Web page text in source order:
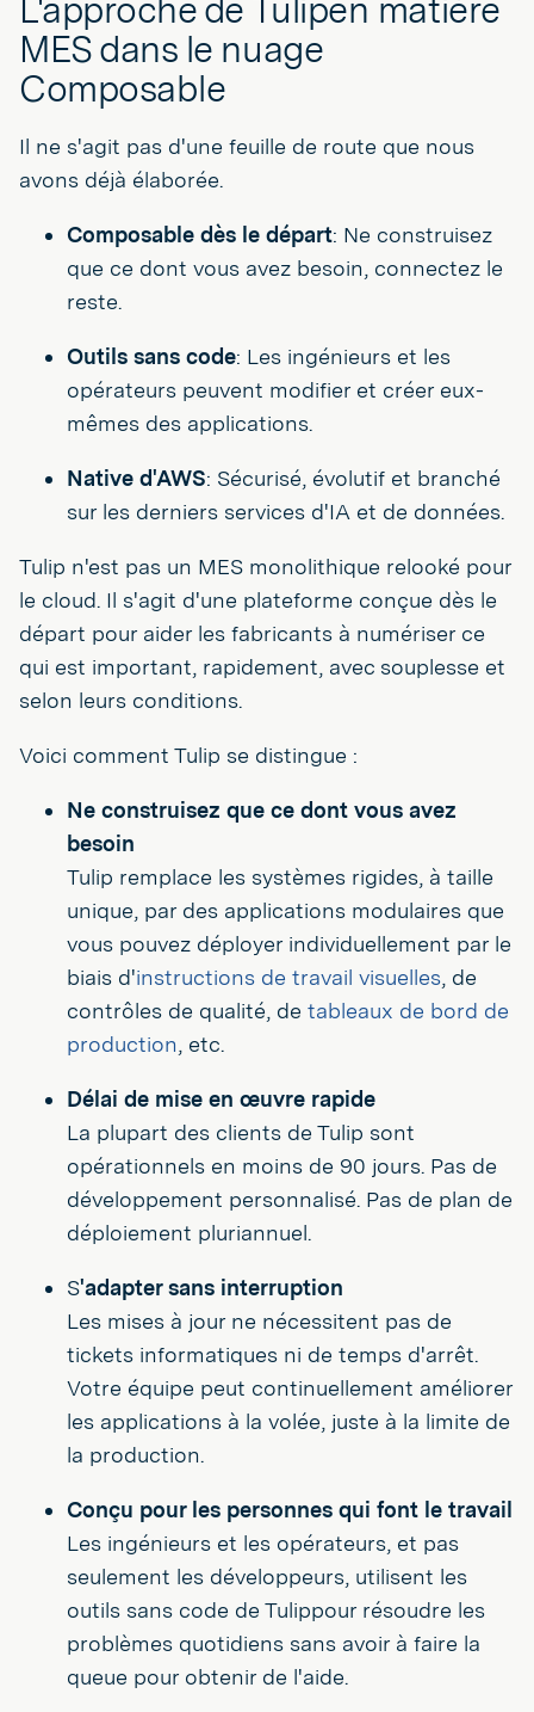
L'approche de Tulipen matière
MES dans le nuage
Composable
Il ne s'agit pas d'une feuille de route que nous
avons déjà élaborée.
Composable dès le départ: Ne construisez
que ce dont vous avez besoin, connectez le
reste.
Outils sans code: Les ingénieurs et les
opérateurs peuvent modifier et créer eux-
mêmes des applications.
Native d'AWS: Sécurisé, évolutif et branché
sur les derniers services d'IA et de données.
Tulip n'est pas un MES monolithique relooké pour
le cloud. Il s'agit d'une plateforme conçue dès le
départ pour aider les fabricants à numériser ce
qui est important, rapidement, avec souplesse et
selon leurs conditions.
Voici comment Tulip se distingue :
Ne construisez que ce dont vous avez
besoin
Tulip remplace les systèmes rigides, à taille
unique, par des applications modulaires que
vous pouvez déployer individuellement par le
biais d'instructions de travail visuelles, de
contrôles de qualité, de tableaux de bord de
production, etc.
Délai de mise en œuvre rapide
La plupart des clients de Tulip sont
opérationnels en moins de 90 jours. Pas de
développement personnalisé. Pas de plan de
déploiement pluriannuel.
S'adapter sans interruption
Les mises à jour ne nécessitent pas de
tickets informatiques ni de temps d'arrêt.
Votre équipe peut continuellement améliorer
les applications à la volée, juste à la limite de
la production.
Conçu pour les personnes qui font le travail
Les ingénieurs et les opérateurs, et pas
seulement les développeurs, utilisent les
outils sans code de Tulippour résoudre les
problèmes quotidiens sans avoir à faire la
queue pour obtenir de l'aide.